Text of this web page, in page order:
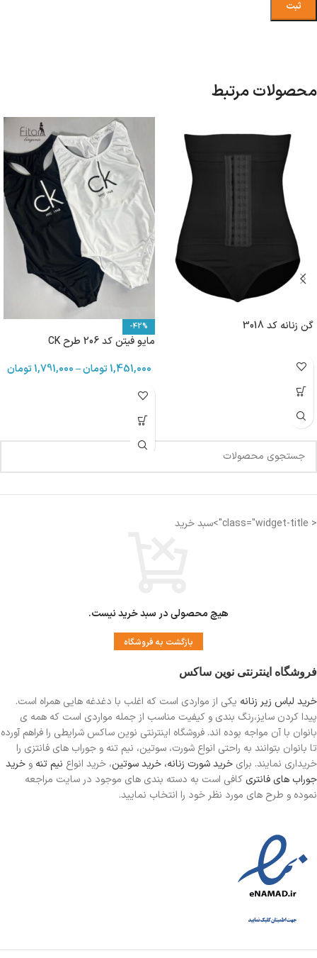
محصولات مرتبط
گن زنانه کد 3018 -42%
مایو فیتن کد 206 طرح CK
1,451,000تومان–
1,791,000تومان
< class="widget-title">سبد خرید
هیچ محصولی در سبد خرید نیست.
بازگشت به فروشگاه
فروشگاه اینترنتی نوین ساکس
خرید لباس زیر زنانه یکی از مواردی است که اغلب با دغدغه هایی همراه است.
پیدا کردن سایز،رنگ بندی و کیفیت مناسب از جمله مواردی است که همه ی
بانوان با آن مواجه بوده اند. فروشگاه اینترنتی نوین ساکس شرایطی را فراهم آورده
تا بانوان بتوانند به راحتی انواع شورت، سوتین، نیم تنه و جوراب های فانتزی را
خریداری نمایند. برای خرید شورت زنانه، خرید سوتین، خرید انواع نیم تنه و خرید
جوراب های فانتری کافی است به دسته بندی های موجود در سایت مراجعه
نموده و طرح های مورد نظر خود را انتخاب نمایید.